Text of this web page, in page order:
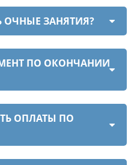
ЗАНЯТИЯ?
ПО ОКОНЧАНИИ
ОПЛАТЫ ПО